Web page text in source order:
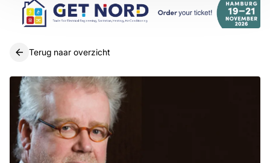
Terug naar overzicht